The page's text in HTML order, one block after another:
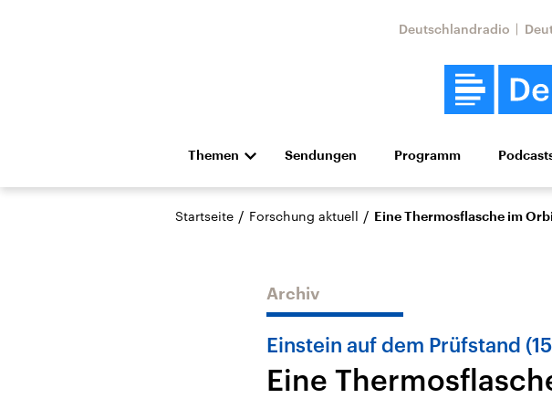
Deutschlandradio
Themen
Die Nachrichten Politik Wirtschaft Wissen
Hörspiel und Feature Musik
Landtagswahl Sachsen-
USA
Sendungen Programm
Startseite / Forschung aktuell / Eine Thermosflasche im
Archiv
Einstein auf dem Prüfstand
Eine